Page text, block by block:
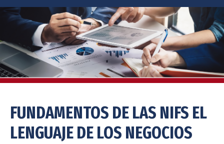
FUNDAMENTOS DE LAS NIFS EL
LENGUAJE DE LOS NEGOCIOS